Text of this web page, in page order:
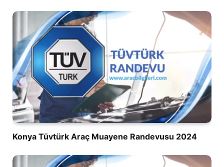
Konya Tüvtürk Araç Muayene Randevusu 2024